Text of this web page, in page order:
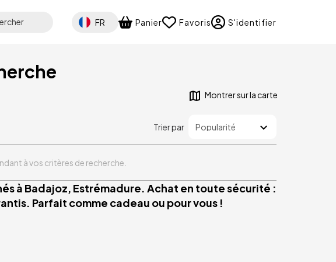
Select your language
FR Panier Favoris S'identifier
Montrer sur la carte
Trier par
à vos critères de recherche.
à Badajoz, Estrémadure. Achat en toute sécurité :
Parfait comme cadeau ou pour vous !